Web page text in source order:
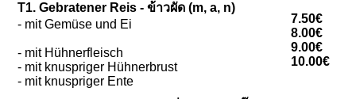
T1. Gebratener Reis - ข้าวผัด (m, a, n)
- mit Gemüse und Ei
- mit Hühnerfleisch
- mit knuspriger Hühnerbrust
- mit knuspriger Ente
7.50€
8.00€
9.00€
10.00€